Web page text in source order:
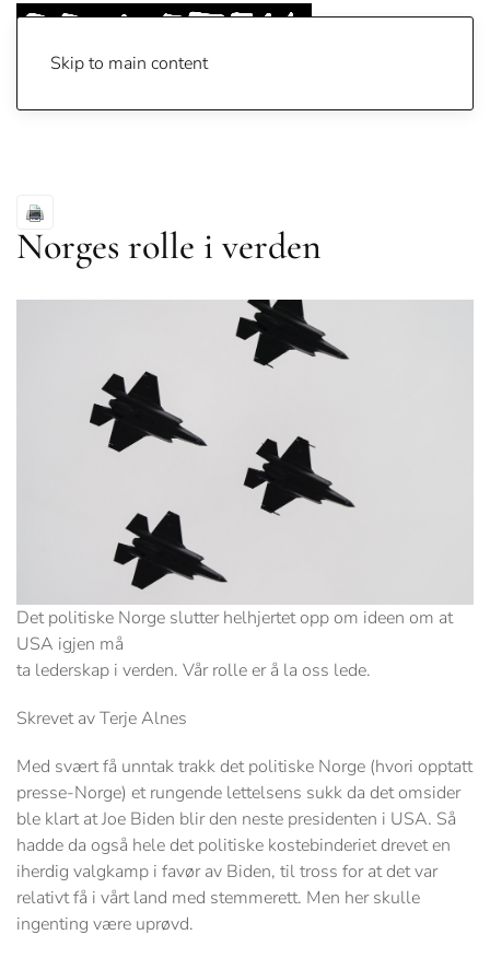
Skip to main content
Norges rolle i verden
Det politiske Norge slutter helhjertet opp om ideen om at
USA igjen må
ta lederskap i verden. Vår rolle er å la oss lede.
Skrevet av Terje Alnes
Med svært få unntak trakk det politiske Norge (hvori opptatt
presse-Norge) et rungende lettelsens sukk da det omsider
ble klart at Joe Biden blir den neste presidenten i USA. Så
hadde da også hele det politiske kostebinderiet drevet en
iherdig valgkamp i favør av Biden, til tross for at det var
relativt få i vårt land med stemmerett. Men her skulle
ingenting være uprøvd.